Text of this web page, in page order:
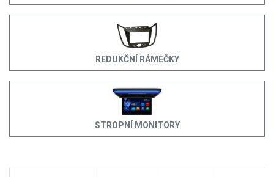
REDUKČNÍ RÁMEČKY
STROPNÍ MONITORY